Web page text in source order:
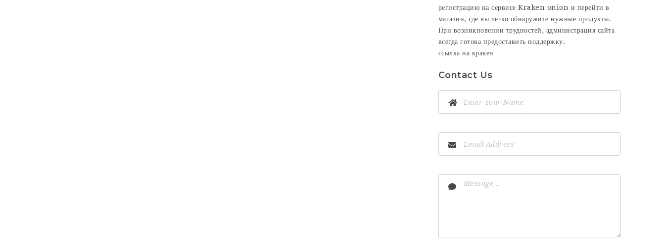
регистрацию на сервисе Kraken onion и перейти в
магазин, где вы легко обнаружите нужные продукты.
При возникновении трудностей, администрация сайта
всегда готова предоставить поддержку.
ссылка на кракен
Contact Us